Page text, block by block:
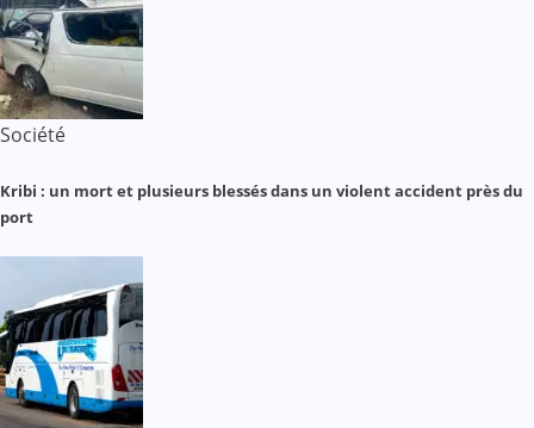
Société
Kribi : un mort et plusieurs blessés dans un violent accident près du
port